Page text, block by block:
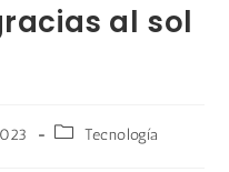
al sol
Tecnología